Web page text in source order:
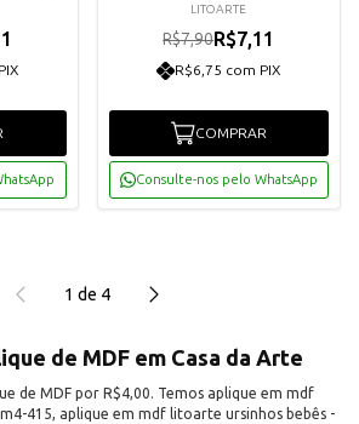
LITOARTE
R$7,90R$7,11
R$6,75 com PIX
COMPRAR
Consulte-nos pelo WhatsApp
1 de 4
de MDF em Casa da Arte
de MDF por R$4,00. Temos aplique em mdf
415, aplique em mdf litoarte ursinhos bebês -